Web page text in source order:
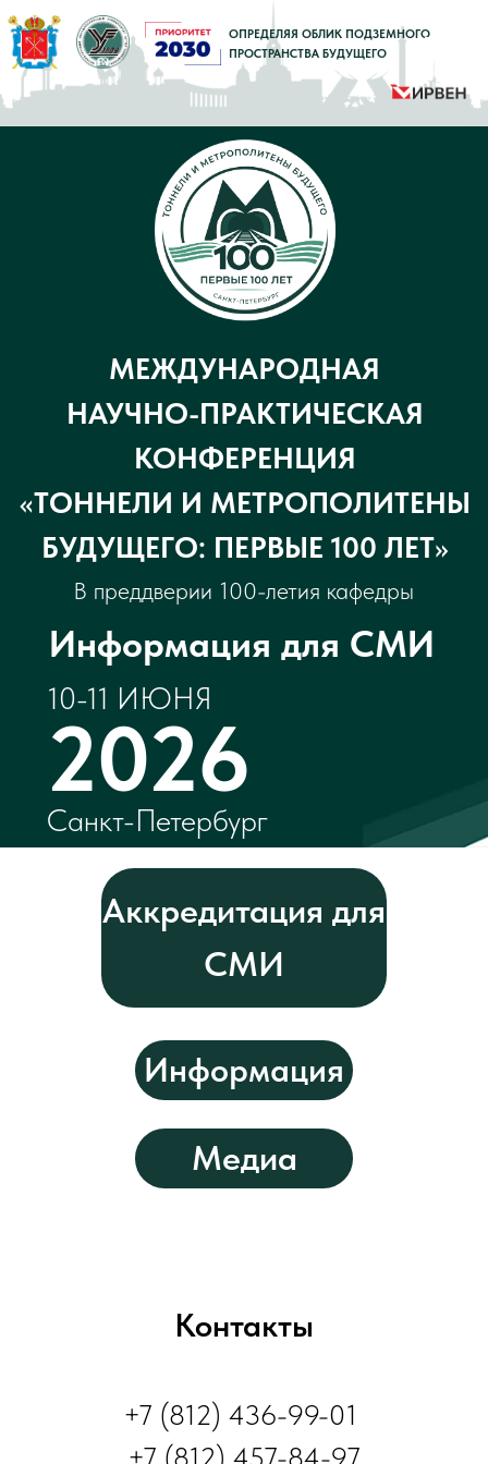
ОПРЕДЕЛЯЯ ОБЛИК ПОДЗЕМНОГО
ПРОСТРАНСТВА БУДУЩЕГО
МЕЖДУНАРОДНАЯ
НАУЧНО-ПРАКТИЧЕСКАЯ
КОНФЕРЕНЦИЯ
ТОННЕЛИ И МЕТРОПОЛИТЕНЫ
БУДУЩЕГО: ПЕРВЫЕ 100 ЛЕТ »
В преддверии 100-летия кафедры
10-11 ИЮНЯ
Санкт-Петербург
2026
Информация для СМИ
Аккредитация для
СМИ
Информация
Медиа
Контакты
+7 (812) 436-99-01
+7 (812) 457-84-97